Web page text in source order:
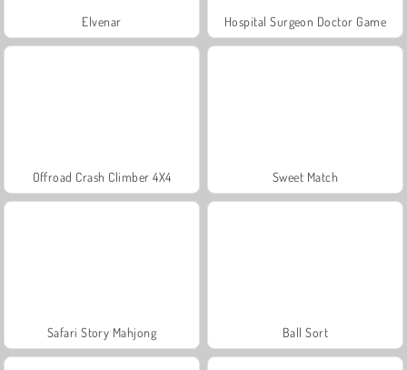
Elvenar Hospital Surgeon Doctor Game
Offroad Crash Climber 4X4 Sweet Match
Safari Story Mahjong Ball Sort